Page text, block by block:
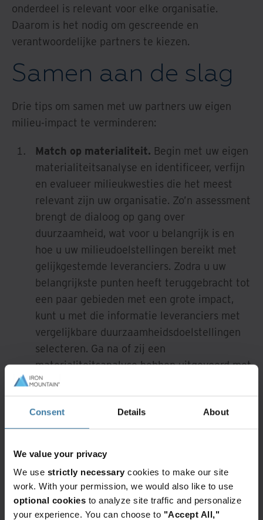
Consent Details About
We value your privacy
We use strictly necessary cookies to make our site
work. With your permission, we would also like to use
optional cookies to analyze site traffic and personalize
your experience. You can choose to "Accept All,"
onderdeel is relevant voor elke organisatie.
Daarom is het nodig om gescreende en
verantwoordelijke partners te kiezen.
Samen aan de slag
Drie tips om samen met uw partners uw eigen
milieu-impact te verminderen:
Match op materialiteit. Begin met uw eigen
materialiteitsanalyse en identificeer, verfijn
en evalueer milieukwesties die het meest
relevant zijn uw organisatie. Zo’n assessment
brengt de dialoog op gang over
duurzaamheid, wat voor u belangrijk is en
hoe u uw milieudoelstellingen bereikt met
gelijkgestemde leveranciers. Zodra u uw
belangrijkste punten heeft teruggebracht tot
een paar gebieden met een grote impact,
kunt u met die informatie leveranciers met
vergelijkbare duurzaamheidsdoelstellingen
selecteren. Ga na of zij een
materialiteitsanalyse hebben uitgevoerd met
hun belangrijkste stakeholders, zoals
werknemers, leidinggevenden, klanten en
investeerders. Deze oefening helpt te
bepalen wat relevant en belangrijk is voor
afstemmen op wat belangrijk is voor uw
eigen organisatie.
Verzamel en synchroniseer data.